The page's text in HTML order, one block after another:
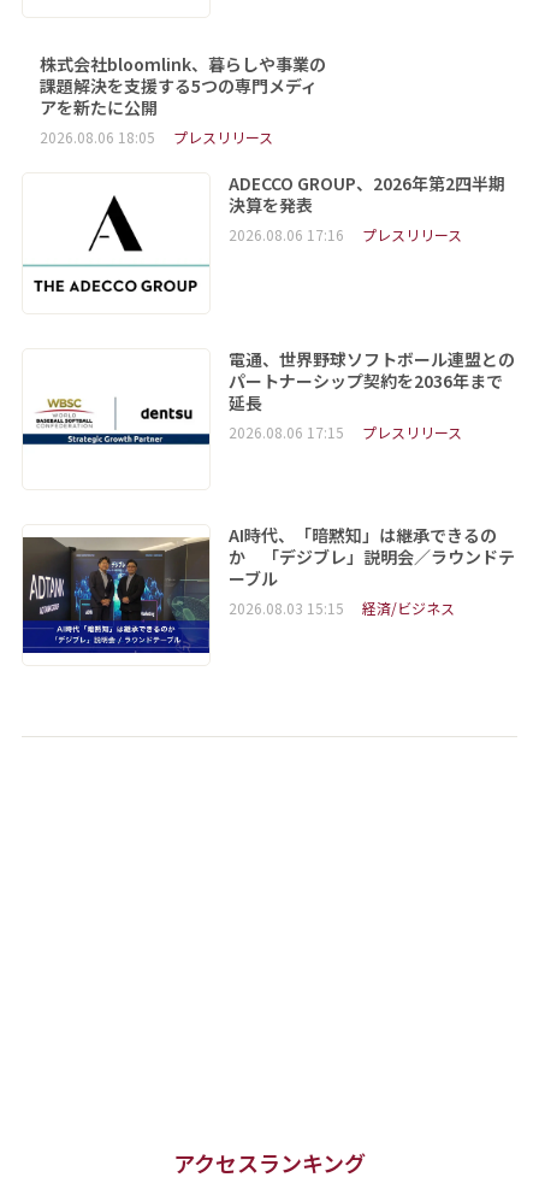
株式会社bloomlink、暮らしや事業の
課題解決を支援する5つの専門メディ
アを新たに公開
2026.08.06 18:05 プレスリリース
ADECCO GROUP、2026年第2四半期
決算を発表
2026.08.06 17:16 プレスリリース
電通、世界野球ソフトボール連盟との
パートナーシップ契約を2036年まで
延長
2026.08.06 17:15 プレスリリース
AI時代、「暗黙知」は継承できるの
か 「デジブレ」説明会／ラウンドテ
ーブル
2026.08.03 15:15 経済/ビジネス
アクセスランキング